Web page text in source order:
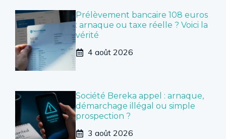
Prélèvement bancaire 108 euros
: arnaque ou taxe réelle ? Voici la
vérité
4 août 2026
Société Bereka appel : arnaque,
démarchage illégal ou simple
prospection ?
3 août 2026